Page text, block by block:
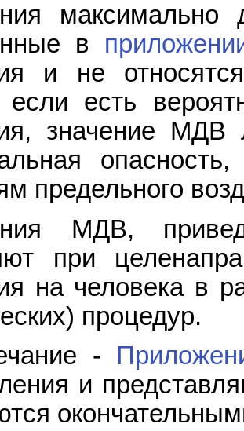
максимально
в
и не
есть
значение
предельного
МДВ,
при
на человека в
процедур.
-
и